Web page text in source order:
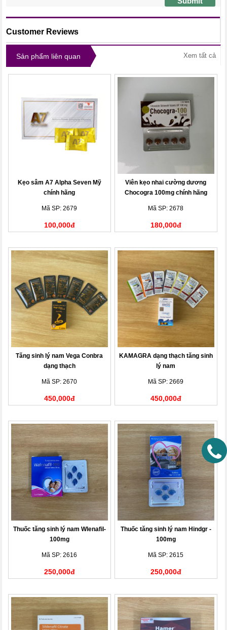
Customer Reviews
Sản phẩm liên quan Xem tất cả
Kẹo sâm A7 Alpha Seven Mỹ
chính hãng
Mã SP: 2679
100,000đ
Viên kẹo nhai cường dương
Chocogra 100mg chính hãng
Mã SP: 2678
180,000đ
Tăng sinh lý nam Vega Conbra
dạng thạch
Mã SP: 2670
450,000đ
KAMAGRA dạng thạch tăng sinh
lý nam
Mã SP: 2669
450,000đ
Thuốc tăng sinh lý nam Wlenafil-
100mg
Mã SP: 2616
250,000đ
Thuốc tăng sinh lý nam Hindgr -
100mg
Mã SP: 2615
250,000đ